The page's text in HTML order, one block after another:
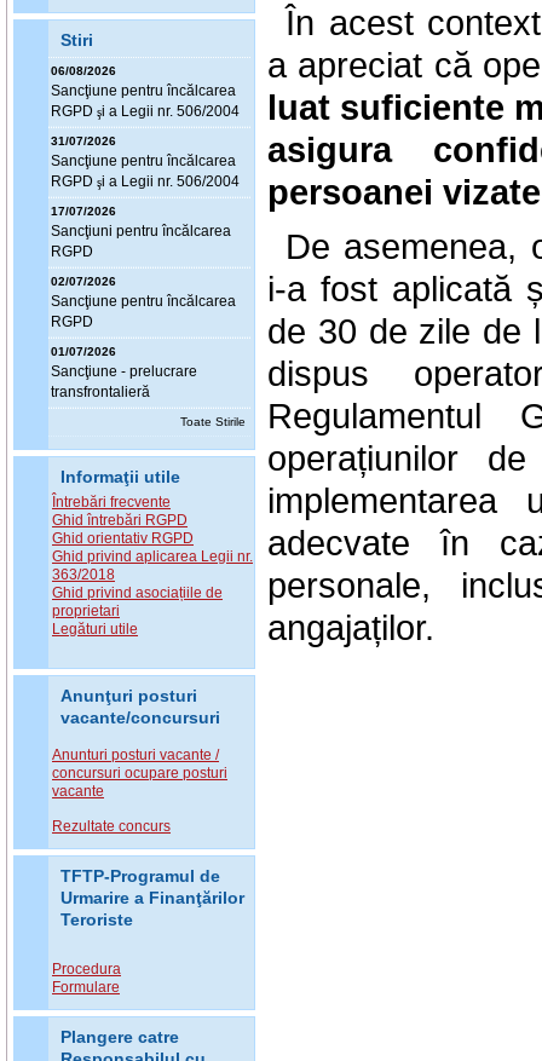
Stiri
06/08/2026
Sancţiune pentru încălcarea
RGPD şi a Legii nr. 506/2004
31/07/2026
Sancţiune pentru încălcarea
RGPD şi a Legii nr. 506/2004
17/07/2026
Sancţiuni pentru încălcarea
RGPD
02/07/2026
Sancţiune pentru încălcarea
RGPD
01/07/2026
Sancţiune - prelucrare
transfrontalieră
Toate Stirile
Informaţii utile
Întrebări frecvente
Ghid întrebări RGPD
Ghid orientativ RGPD
Ghid privind aplicarea Legii nr.
363/2018
Ghid privind asociațiile de
proprietari
Legături utile
Anunţuri posturi
vacante/concursuri
Anunturi posturi vacante /
concursuri ocupare posturi
vacante
Rezultate concurs
TFTP-Programul de
Urmarire a Finanţărilor
Teroriste
Procedura
Formulare
Plangere catre
În acest
a apreciat că
luat suficiente
asigura
persoanei vizate
De asemenea,
i-a fost aplicată
de 30 de zile de
dispus
Regulamentul
operațiunilor
implementarea
adecvate în
personale,
angajaților.